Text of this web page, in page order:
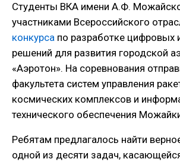
Студенты ВКА имени А.Ф.
участниками Всероссийского
конкурса по разработке цифровых
решений для развития городской
«Аэротон». На соревнования
факультета систем управления
космических комплексов и
технического обеспечения
Ребятам предлагалось найти
одной из десяти задач,